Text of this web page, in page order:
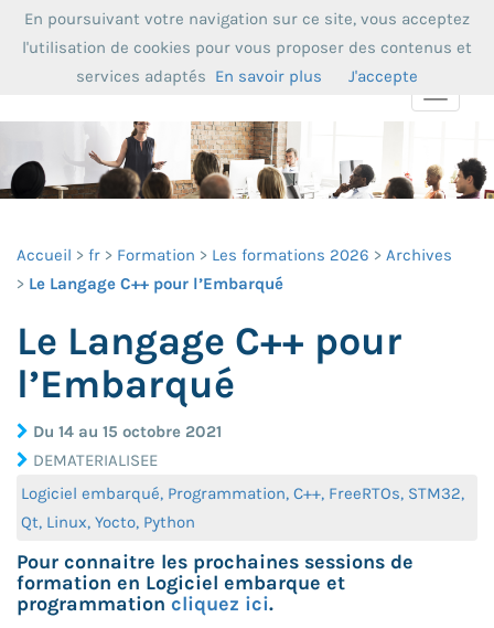
Toggle
Accueil fr Formation Les formations 2026
Archives
Le Langage C++ pour l’Embarqué
Le Langage C++ pour
l’Embarqué
Du 14 au 15 octobre 2021
DEMATERIALISEE
Logiciel embarqué, Programmation, C++, FreeRTOs, STM32,
Qt, Linux, Yocto, Python
Pour connaitre les prochaines sessions de
formation en Logiciel embarque et
programmationcliquez ici.
En poursuivant votre navigation sur ce site, vous acceptez
l'utilisation de cookies pour vous proposer des contenus et
services adaptés En savoir plus J'accepte